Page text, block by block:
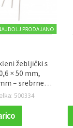
PRODAJANO
žebljički s
× 50 mm,
– srebrne
idealni za
500334